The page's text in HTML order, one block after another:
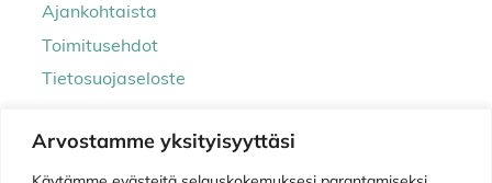
Arvostamme yksityisyyttäsi
Ajankohtaista
Toimitusehdot
Tietosuojaseloste